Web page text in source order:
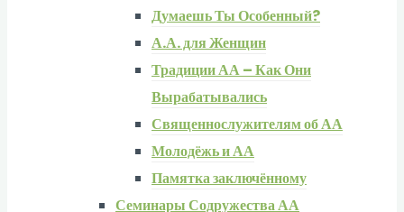
Думаешь Ты Особенный?
А.А. для Женщин
Традиции АА – Как Они
Вырабатывались
Священнослужителям об АА
Молодёжь и АА
Памятка заключённому
Семинары Содружества АА